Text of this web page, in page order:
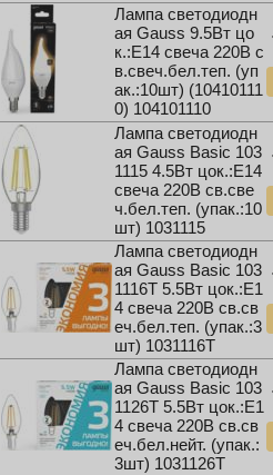
Лампа светодиодн
ая Gauss 9.5Вт цо
к.:E14 свеча 220B с
в.свеч.бел.теп. (уп
ак.:10шт) (10410111
0) 104101110
Лампа светодиодн
ая Gauss Basic 103
1115 4.5Вт цок.:E14
свеча 220B св.све
ч.бел.теп. (упак.:10
шт) 1031115
Лампа светодиодн
ая Gauss Basic 103
1116T 5.5Вт цок.:E1
4 свеча 220B св.св
еч.бел.теп. (упак.:3
шт) 1031116T
Лампа светодиодн
ая Gauss Basic 103
1126T 5.5Вт цок.:E1
4 свеча 220B св.св
еч.бел.нейт. (упак.:
3шт) 1031126T